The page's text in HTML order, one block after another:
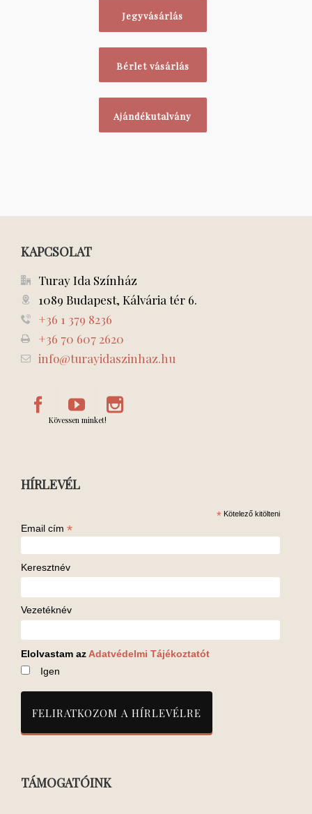
Jegyvásárlás
Bérlet vásárlás
Ajándékutalvány
KAPCSOLAT
Turay Ida Színház
1089 Budapest, Kálvária tér 6.
+36 1 379 8236
+36 70 607 2620
info@turayidaszinhaz.hu
Kövessen minket!
HÍRLEVÉL
* Kötelező kitölteni
Email cím *
Keresztnév
Vezetéknév
Elolvastam az Adatvédelmi Tájékoztatót
Igen
TÁMOGATÓINK